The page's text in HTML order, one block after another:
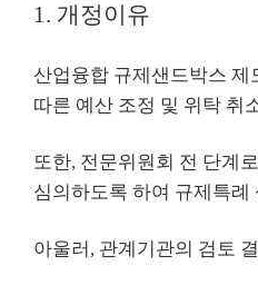
1. 개정이유
산업융합 규제샌드박스 제
따른 예산 조정 및 위탁 취
또한, 전문위원회 전 단계
심의하도록 하여 규제특례
아울러, 관계기관의 검토